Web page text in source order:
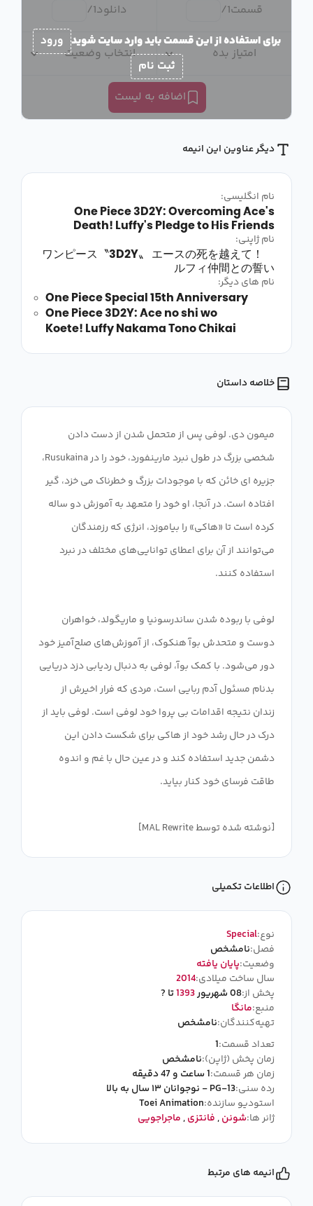
قسمت1
/ دانلود1
/
امتیاز بده انتخاب وضعیت
اضافه به لیست
برای استفاده از این قسمت باید وارد سایت شوید ورود
ثبت نام
دیگر عناوین این انیمه
نام انگلیسی:
One Piece 3D2Y: Overcoming Ace's
Death! Luffy's Pledge to His Friends
نام ژاپنی:
ワンピース〝3D2Y〟 エースの死を越えて！
ルフィ仲間との誓い
نام های دیگر:
One Piece Special 15th Anniversary
One Piece 3D2Y: Ace no shi wo
Koete! Luffy Nakama Tono Chikai
خلاصه داستان
میمون دی. لوفی پس از متحمل شدن از دست دادن
شخصی بزرگ در طول نبرد مارینفورد، خود را در Rusukaina،
جزیره ای خائن که با موجودات بزرگ و خطرناک می خزد، گیر
افتاده است. در آنجا، او خود را متعهد به آموزش دو ساله
کرده است تا «هاکی» را بیاموزد، انرژی که رزمندگان
می‌توانند از آن برای اعطای توانایی‌های مختلف در نبرد
لوفی با ربوده شدن ساندرسونیا و ماریگولد، خواهران
دوست و متحدش بوآ هنکوک، از آموزش‌های صلح‌آمیز خود
دور می‌شود. با کمک بوآ، لوفی به دنبال ردیابی دزد دریایی
بدنام مسئول آدم ربایی است، مردی که فرار اخیرش از
زندان نتیجه اقدامات بی پروا خود لوفی است. لوفی باید از
درک در حال رشد خود از هاکی برای شکست دادن این
دشمن جدید استفاده کند و در عین حال با غم و اندوه
[نوشته شده توسط MAL Rewrite]
اطلاعات تکمیلی
نوع:Special
فصل:نامشخص
وضعیت:پایان یافته
سال ساخت میلادی:2014
پخش از:08 شهریور 1393تا ?
منبع:مانگا
تهیه‌کنندگان:نامشخص
تعداد قسمت:1
زمان پخش (ژاپن):نامشخص
زمان هر قسمت:1 ساعت و 47 دقیقه
رده سنی:PG-13 - نوجوانان ۱۳ سال به بالا
استودیو سازنده:Toei Animation
ژانر ها:شونن,فانتزی,ماجراجویی
انیمه های مرتبط